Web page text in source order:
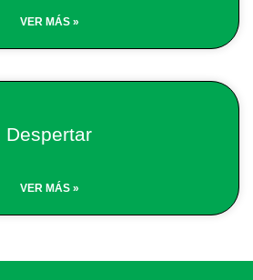
VER MÁS »
Despertar
VER MÁS »